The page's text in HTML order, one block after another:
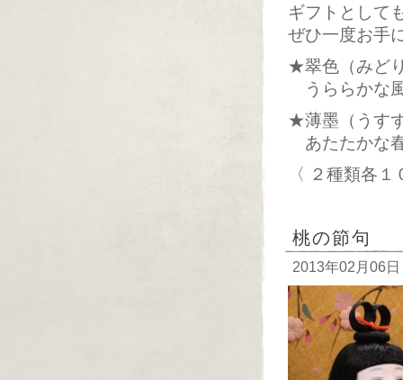
ギフトとして
ぜひ一度お手
★翠色（みど
うららかな
★薄墨（うす
あたたかな
〈 ２種類各
桃の節句
2013年02月06日